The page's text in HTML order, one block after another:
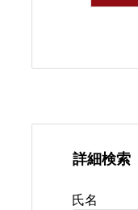
詳細検索
氏名